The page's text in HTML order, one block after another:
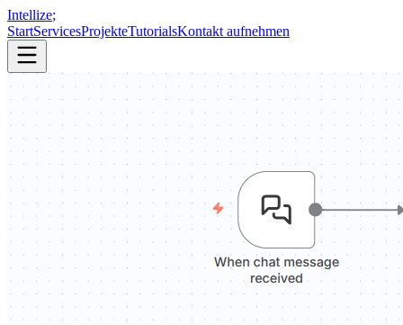
Intellize;
StartServicesProjekteTutorialsKontakt aufnehmen